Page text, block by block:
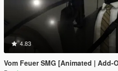
4.83
Vom Feuer SMG [Animated | Add-On